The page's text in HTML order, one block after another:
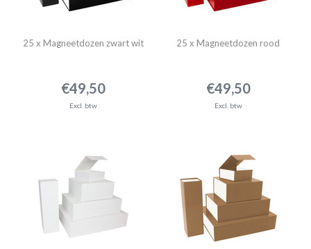
25 x Magneetdozen zwart wit
€49,50
Excl. btw
25 x Magneetdozen rood
€49,50
Excl. btw